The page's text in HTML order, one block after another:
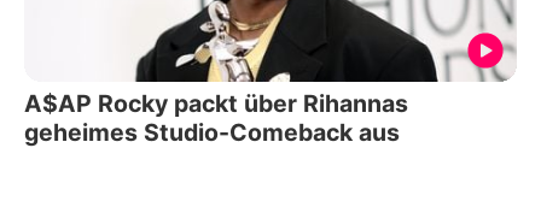
A$AP Rocky packt über Rihannas
geheimes Studio-Comeback aus